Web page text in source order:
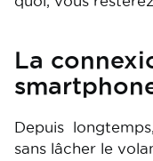
La
Depuis
sans lâcher le